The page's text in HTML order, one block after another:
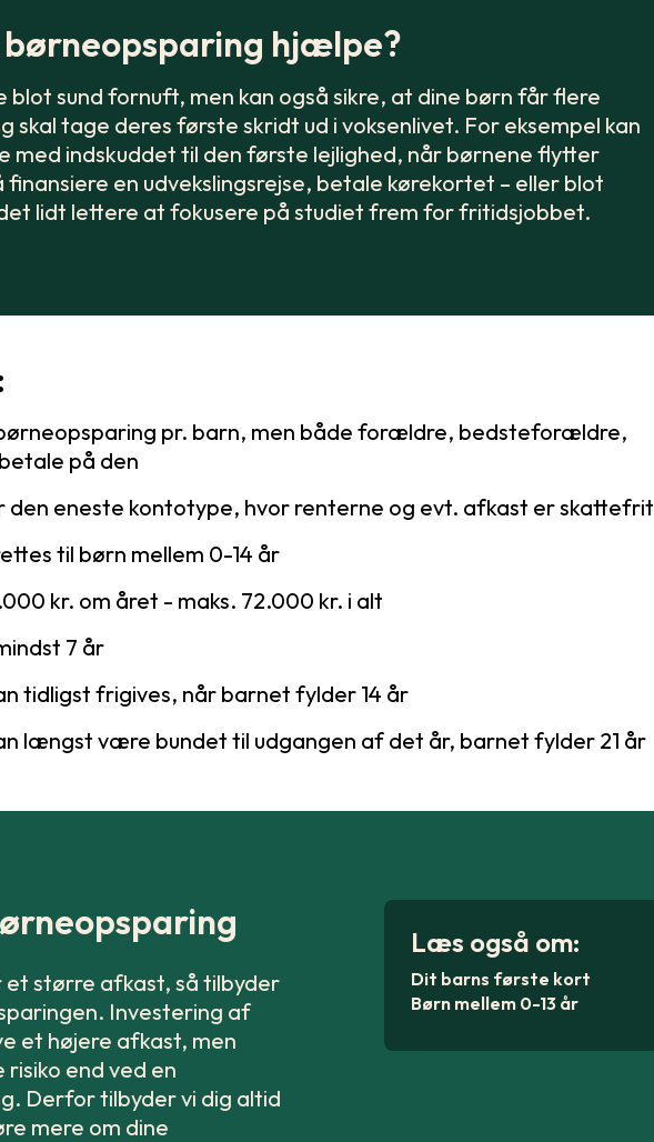
børneopsparing hjælpe?
blot sund fornuft, men kan også sikre, at dine børn får flere
skal tage deres første skridt ud i voksenlivet. For eksempel kan
med indskuddet til den første lejlighed, når børnene flytter
en udvekslingsrejse, betale kørekortet – eller blot
lidt lettere at fokusere på studiet frem for fritidsjobbet.
pr. barn, men både forældre, bedsteforældre,
på den
den eneste kontotype, hvor renterne og evt. afkast er skattefrit
til børn mellem 0-14 år
kr. om året - maks. 72.000 kr. i alt
7 år
tidligst frigives, når barnet fylder 14 år
længst være bundet til udgangen af det år, barnet fylder 21 år
større afkast, så tilbyder
Investering af
et højere afkast, men
end ved en
Derfor tilbyder vi dig altid
mere om dine
Læs også om:
Dit barns første kort
Børn mellem 0-13 år